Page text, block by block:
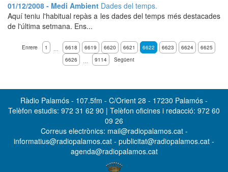
01/12/2008 - Medi Ambient Dades del temps.
Aquí teniu l'habitual repàs a les dades del temps més destacades
de l'última setmana. Ens...
Enrere 1 … 6618 6619 6620 6621 6622 6623 6624
6625
6626
… 9114 Següent
Ràdio Palamós - 107.5fm - C/Orient 28 - 17230 Palamós -
Telèfon estudis: 972 31 62 90 | Telèfon oficines i redacció: 972 60
09 26
Correus electrònics: mail@radiopalamos.cat -
informatius@radiopalamos.cat - publicitat@radiopalamos.cat -
agenda@radiopalamos.cat